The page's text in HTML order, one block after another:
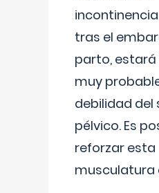
tras el
parto,
muy
debilidad del
pélvico. Es
reforzar esta
musculatura